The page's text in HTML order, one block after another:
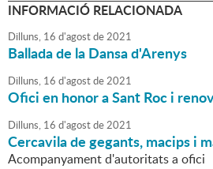
INFORMACIÓ RELACIONADA
Dilluns, 16 d'agostde2021
Ballada de la Dansa d'Arenys
Dilluns, 16 d'agostde2021
Ofici en honor a Sant Roc i
Dilluns, 16 d'agostde2021
Cercavila de gegants, macips i
Acompanyament d'autoritats a ofici